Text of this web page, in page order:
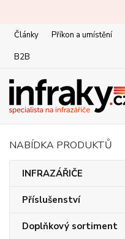
Články Příkon a umístění
B2B
NABÍDKA PRODUKTŮ
INFRAZÁŘIČE
Příslušenství
Doplňkový sortiment